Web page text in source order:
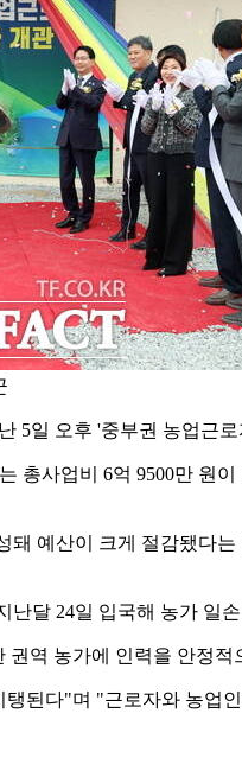
5일 오후 '중부권 농업근
총사업비 6억 9500만 원
예산이 크게 절감됐다
난달 24일 입국해 농가 일
권역 농가에 인력을 안정
된다"며 "근로자와 농업